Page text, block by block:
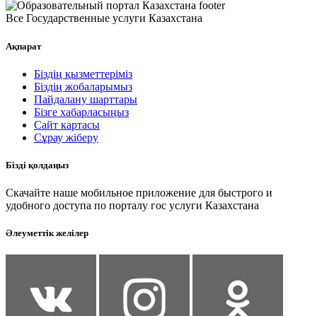
Все Государственные услуги Казахстана
Ақпарат
Біздің қызметтеріміз
Біздің жобаларымыз
Пайдалану шарттары
Бізге хабарласыңыз
Сайт картасы
Сұрау жіберу
Бізді қолдаңыз
Скачайте наше мобильное приложение для быстрого и
удобного доступа по порталу гос услуги Казахстана
Әлеуметтік желілер